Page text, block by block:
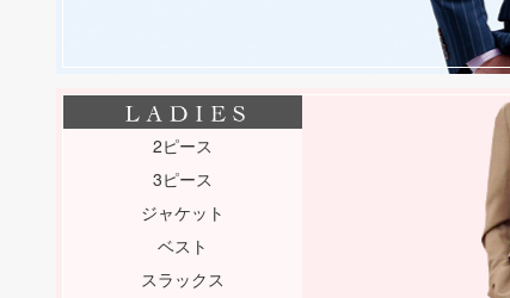
2ピース
3ピース
ジャケット
ベスト
スラックス